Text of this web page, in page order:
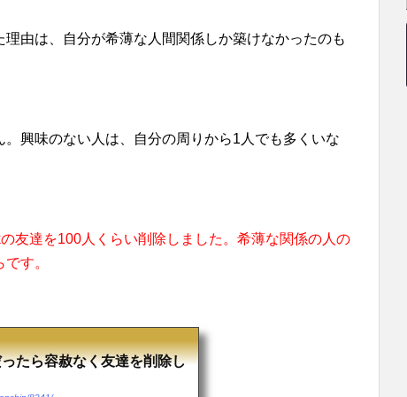
由は、自分が希薄な人間関係しか築けなかったのも
興味のない人は、自分の周りから1人でも多くいな
友達を100人くらい削除しました。希薄な関係の人の
す。
たら容赦なく友達を削除し